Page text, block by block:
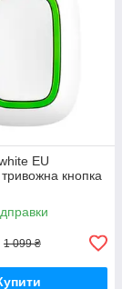
EU
кнопка
1 099 ₴